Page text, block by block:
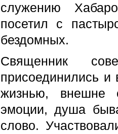
служению
посетил с
бездомных.
Священник
присоединились
жизнью, внешне
эмоции, душа
слово.